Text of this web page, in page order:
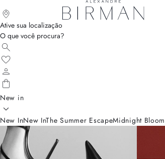
Ative sua localização
O que você procura?
New in
New InNew InThe Summer EscapeMidnight Bloom